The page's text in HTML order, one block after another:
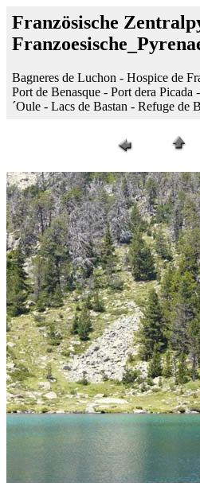
Französische
Bagneres de Luchon - Hospice de
Port de Benasque - Port dera Picada
´Oule - Lacs de Bastan - Refuge de